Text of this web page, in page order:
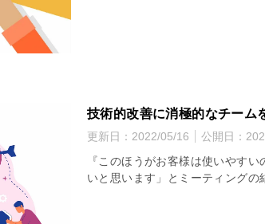
技術的改善に消極的なチーム
更新日： 2022/05/16 公開日：
『このほうがお客様は使いやす
いと思います」とミーティングの